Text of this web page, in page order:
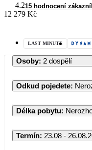
4.215 hodnocení
12 279 Kč
LAST MINUTE
Osoby: 2 dospělí
Odkud pojedete:
Délka pobytu:
Termín: 23.08 -